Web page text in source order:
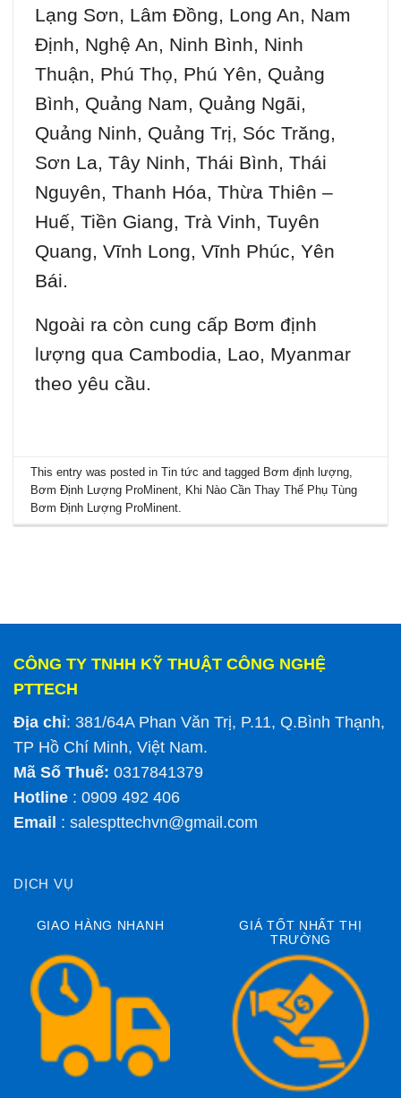
Lạng Sơn, Lâm Đồng, Long An, Nam
Định, Nghệ An, Ninh Bình, Ninh
Thuận, Phú Thọ, Phú Yên, Quảng
Bình, Quảng Nam, Quảng Ngãi,
Quảng Ninh, Quảng Trị, Sóc Trăng,
Sơn La, Tây Ninh, Thái Bình, Thái
Nguyên, Thanh Hóa, Thừa Thiên –
Huế, Tiền Giang, Trà Vinh, Tuyên
Quang, Vĩnh Long, Vĩnh Phúc, Yên
Bái.
Ngoài ra còn cung cấp Bơm định
lượng qua Cambodia, Lao, Myanmar
theo yêu cầu.
This entry was posted inTin tức and tagged Bơm định lượng
Bơm Định Lượng ProMinent Khi Nào Cần Thay Thế Phụ Tùng
Bơm Định Lượng ProMinent
CÔNG TY TNHH KỸ THUẬT CÔNG NGHỆ
PTTECH
Địa chỉ: 381/64A Phan Văn Trị, P.11, Q.Bình Thạnh,
TP Hồ Chí Minh, Việt Nam.
Mã Số Thuế: 0317841379
Hotline : 0909 492 406
Email : salespttechvn@gmail.com
DỊCH VỤ
GIAO HÀNG NHANH
GIÁ TỐT NHẤT THỊ
TRƯỜNG